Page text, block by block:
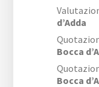
d’Adda
Bocca
Bocca